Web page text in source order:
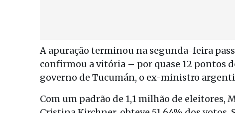
A apuração terminou na segunda-feira
confirmou a vitória – por quase 12 pontos
governo de Tucumán, o ex-ministro
Com um padrão de 1,1 milhão de